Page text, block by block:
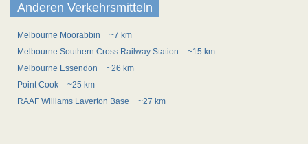
Anderen Verkehrsmitteln
Melbourne Moorabbin
~7 km
Melbourne Southern Cross Railway Station
~15 km
Melbourne Essendon
~26 km
Point Cook
~25 km
RAAF Williams Laverton Base
~27 km